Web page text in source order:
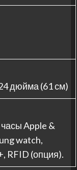
дюйма (61 см)
часы Apple &
watch,
RFID (опция).